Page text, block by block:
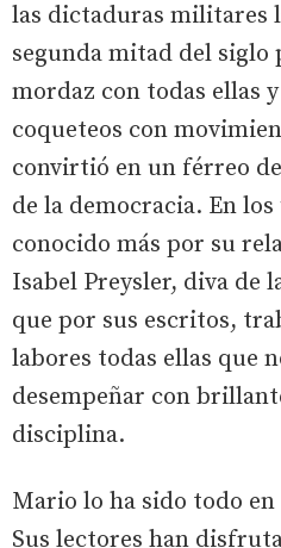
las dictaduras militares
segunda mitad del siglo
mordaz con todas ellas
coqueteos con
convirtió en un férreo
de la democracia. En
conocido más por su
Isabel Preysler, diva de
que por sus escritos,
labores todas ellas que
desempeñar con
disciplina.
Mario lo ha sido todo
Sus lectores han